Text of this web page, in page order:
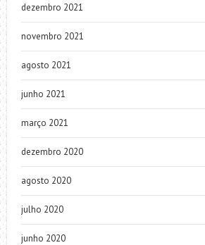
dezembro 2021
novembro 2021
agosto 2021
junho 2021
março 2021
dezembro 2020
agosto 2020
julho 2020
junho 2020